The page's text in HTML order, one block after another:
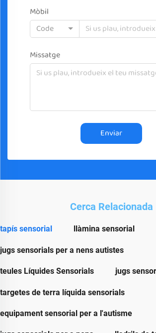
Mòbil
Code
Missatge
Enviar
Cerca Relacionada
tapís sensorial llàmina sensorial
jugs sensorials per a nens autistes
teules Líquides Sensorials jugs
targetes de terra líquida sensorials
equipament sensorial per a l'autisme